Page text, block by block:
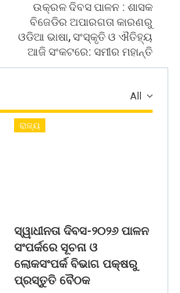
ଉକ୍ରଳ ଦିବସ ପାଳନ : ଶାସକ
ବିଜେଡିର ଅପାରଗତା କାରଣରୁ
ଓଡିଆ ଭାଷା, ସଂସ୍କୃତି ଓ ଐତିହ୍ୟ
ଆଜି ସଂକଟରେ: ସମୀର ମହାନ୍ତି
All
ରାଜ୍ୟ
ସ୍ୱାଧୀନତା ଦିବସ-୨୦୨୬ ପାଳନ
ସଂପର୍କରେ ସୂଚନା ଓ
ଲୋକସଂପର୍କ ବିଭାଗ ପକ୍ଷରୁ
ପ୍ରସ୍ତୁତି ବୈଠକ